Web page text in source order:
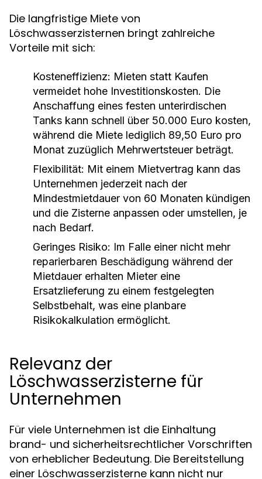
Die langfristige Miete von
Löschwasserzisternen bringt zahlreiche
Vorteile mit sich:
Kosteneffizienz: Mieten statt Kaufen
vermeidet hohe Investitionskosten. Die
Anschaffung eines festen unterirdischen
Tanks kann schnell über 50.000 Euro kosten,
während die Miete lediglich 89,50 Euro pro
Monat zuzüglich Mehrwertsteuer beträgt.
Flexibilität: Mit einem Mietvertrag kann das
Unternehmen jederzeit nach der
Mindestmietdauer von 60 Monaten kündigen
und die Zisterne anpassen oder umstellen, je
nach Bedarf.
Geringes Risiko: Im Falle einer nicht mehr
reparierbaren Beschädigung während der
Mietdauer erhalten Mieter eine
Ersatzlieferung zu einem festgelegten
Selbstbehalt, was eine planbare
Risikokalkulation ermöglicht.
Relevanz der
Löschwasserzisterne für
Unternehmen
Für viele Unternehmen ist die Einhaltung
brand- und sicherheitsrechtlicher Vorschriften
von erheblicher Bedeutung. Die Bereitstellung
einer Löschwasserzisterne kann nicht nur